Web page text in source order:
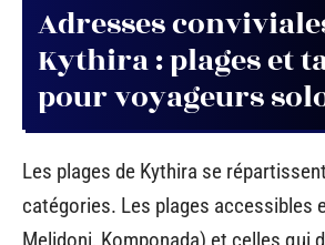
Adresses
Kythira : plages et
pour voyageurs
Les plages de Kythira se
catégories. Les plages accessibles